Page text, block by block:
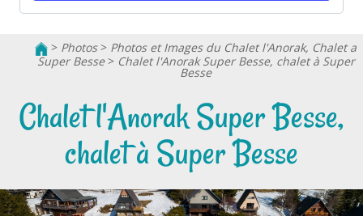
> Photos> Photos et Images du Chalet l'Anorak, Chalet a
Super Besse> Chalet l'Anorak Super Besse, chalet à Super
Besse
Chalet l'Anorak Super Besse,
chalet à Super Besse